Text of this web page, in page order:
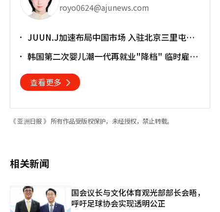
royo0624@ajunews.com
JUUN.J加速布局中国市场 入驻北京三里屯太
韩国第二次婴儿潮一代再就业"降档" 临时雇员
查看更多
《 亚洲日报 》 所有作品受版权保护，未经授权，禁止转载。
相关新闻
国会议长与文化体育观光部部长会晤，
呼吁足球协会实现透明公正